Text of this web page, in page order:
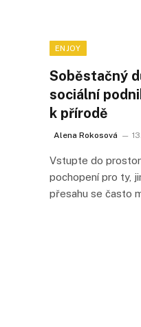
ENJOY
Soběstačný
sociální
k přírodě
Alena Rokosová
Vstupte do
pochopení pro ty,
přesahu se často